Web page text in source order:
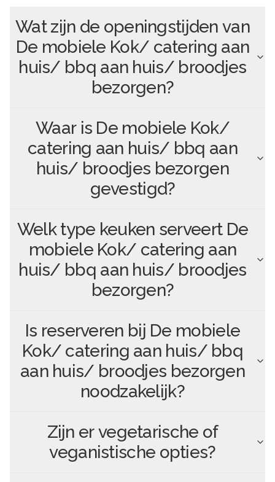
Wat zijn de openingstijden van
De mobiele Kok/ catering aan
huis/ bbq aan huis/ broodjes
bezorgen?
Waar is De mobiele Kok/
catering aan huis/ bbq aan
huis/ broodjes bezorgen
gevestigd?
Welk type keuken serveert De
mobiele Kok/ catering aan
huis/ bbq aan huis/ broodjes
bezorgen?
Is reserveren bij De mobiele
Kok/ catering aan huis/ bbq
aan huis/ broodjes bezorgen
noodzakelijk?
Zijn er vegetarische of
veganistische opties?